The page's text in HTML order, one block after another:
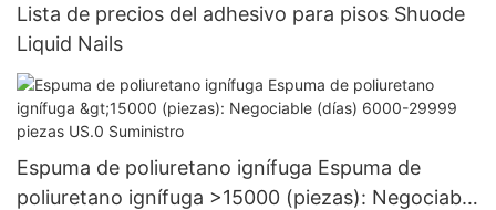
Lista de precios del adhesivo para pisos Shuode
Liquid Nails
Espuma de poliuretano ignífuga Espuma de
poliuretano ignífuga >15000 (piezas): Negociable